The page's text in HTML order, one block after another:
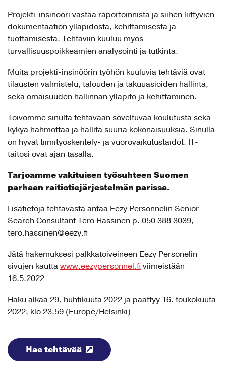
Projekti-insinööri vastaa raportoinnista ja siihen liittyvien
dokumentaation ylläpidosta, kehittämisestä ja
tuottamisesta. Tehtäviin kuuluu myös
turvallisuuspoikkeamien analysointi ja tutkinta.
Muita projekti-insinöörin työhön kuuluvia tehtäviä ovat
tilausten valmistelu, talouden ja takuuasioiden hallinta,
sekä omaisuuden hallinnan ylläpito ja kehittäminen.
Toivomme sinulta tehtävään soveltuvaa koulutusta sekä
kykyä hahmottaa ja hallita suuria kokonaisuuksia. Sinulla
on hyvät tiimityöskentely- ja vuorovaikutustaidot. IT-
taitosi ovat ajan tasalla.
Tarjoamme vakituisen työsuhteen Suomen
parhaan raitiotiejärjestelmän parissa.
Lisätietoja tehtävästä antaa Eezy Personnelin Senior
Search Consultant Tero Hassinen p. 050 388 3039,
tero.hassinen@eezy.fi
Jätä hakemuksesi palkkatoiveineen Eezy Personelin
sivujen kautta www.eezypersonnel.fi viimeistään
16.5.2022
Haku alkaa 29. huhtikuuta 2022 ja päättyy 16. toukokuuta
2022, klo 23.59 (Europe/Helsinki)
Hae tehtävää